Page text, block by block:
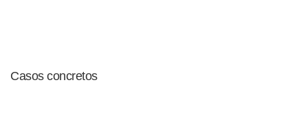
Casos concretos